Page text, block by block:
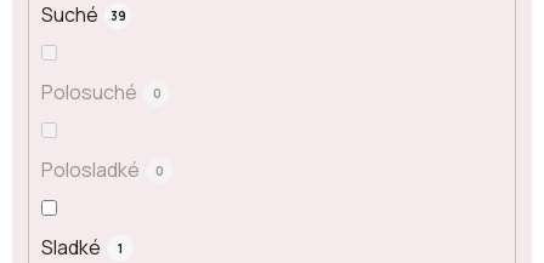
Suché 39
Polosuché 0
Polosladké 0
Sladké 1